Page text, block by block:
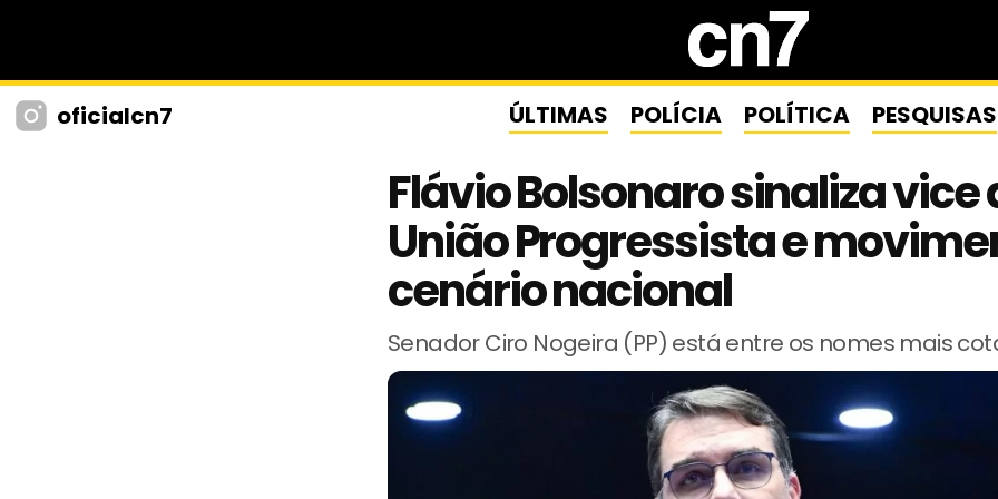
oficialcn7 ÚLTIMAS POLÍCIA POLÍTICA PESQUISAS
Flávio Bolsonaro sinaliza vice
União Progressista e
cenário nacional
Senador Ciro Nogeira (PP) está entre os nomes mais